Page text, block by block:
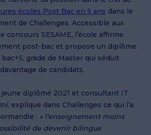
écoles Post Bac en 5 ans dans le
de Challenges. Accessible aux
concours SESAME, l’école affirme
post-bac et propose un diplôme
grade de Master qui séduit
de candidats.
diplômé 2021 et consultant IT
explique dans Challenges ce qui l’a
: « l’enseignement moins
de devenir bilingue